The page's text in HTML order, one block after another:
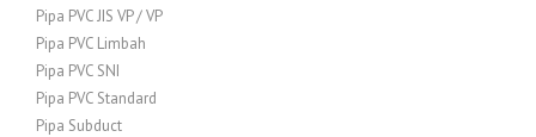
Pipa PVC JIS VP / VP
Pipa PVC Limbah
Pipa PVC SNI
Pipa PVC Standard
Pipa Subduct